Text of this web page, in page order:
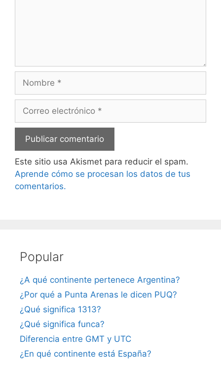
electrónico
Este sitio usa Akismet para reducir el spam.
Aprende cómo se procesan los datos de tus
comentarios.
Popular
¿A qué continente pertenece Argentina?
¿Por qué a Punta Arenas le dicen PUQ?
¿Qué significa 1313?
¿Qué significa funca?
Diferencia entre GMT y UTC
¿En qué continente está España?